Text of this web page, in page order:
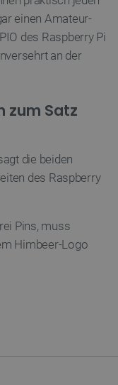
einen Amateur-
des Raspberry Pi
an der
zum Satz
die beiden
des Raspberry
Pins, muss
Himbeer-Logo
botland.de
.botland.de
.botland.de